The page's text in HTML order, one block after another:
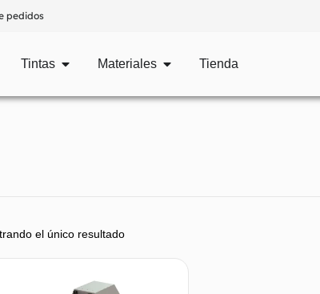
pedidos
Tintas Materiales Tienda
el único resultado